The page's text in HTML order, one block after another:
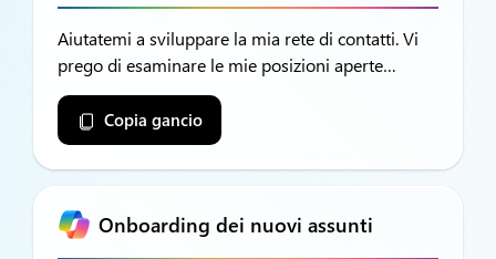
Aiutatemi a sviluppare la mia rete di contatti. Vi
prego di esaminare le mie posizioni aperte…
Copia gancio
Onboarding dei nuovi assunti